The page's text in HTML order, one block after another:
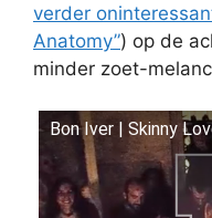
verder
Anatomy”) op de
minder zoet-
Bon Iver | Skinny